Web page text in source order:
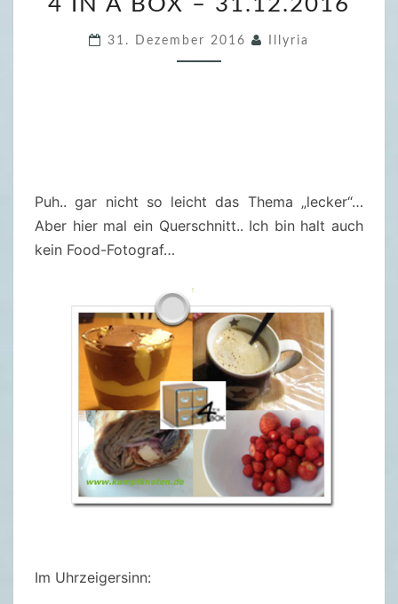
I
N
A
1
.
2
0
1
6
31. Dezember 2016 Illyria
Puh.. gar nicht so leicht das Thema „lecker“…
Aber hier mal ein Querschnitt.. Ich bin halt auch
kein Food-Fotograf…
Im Uhrzeigersinn: